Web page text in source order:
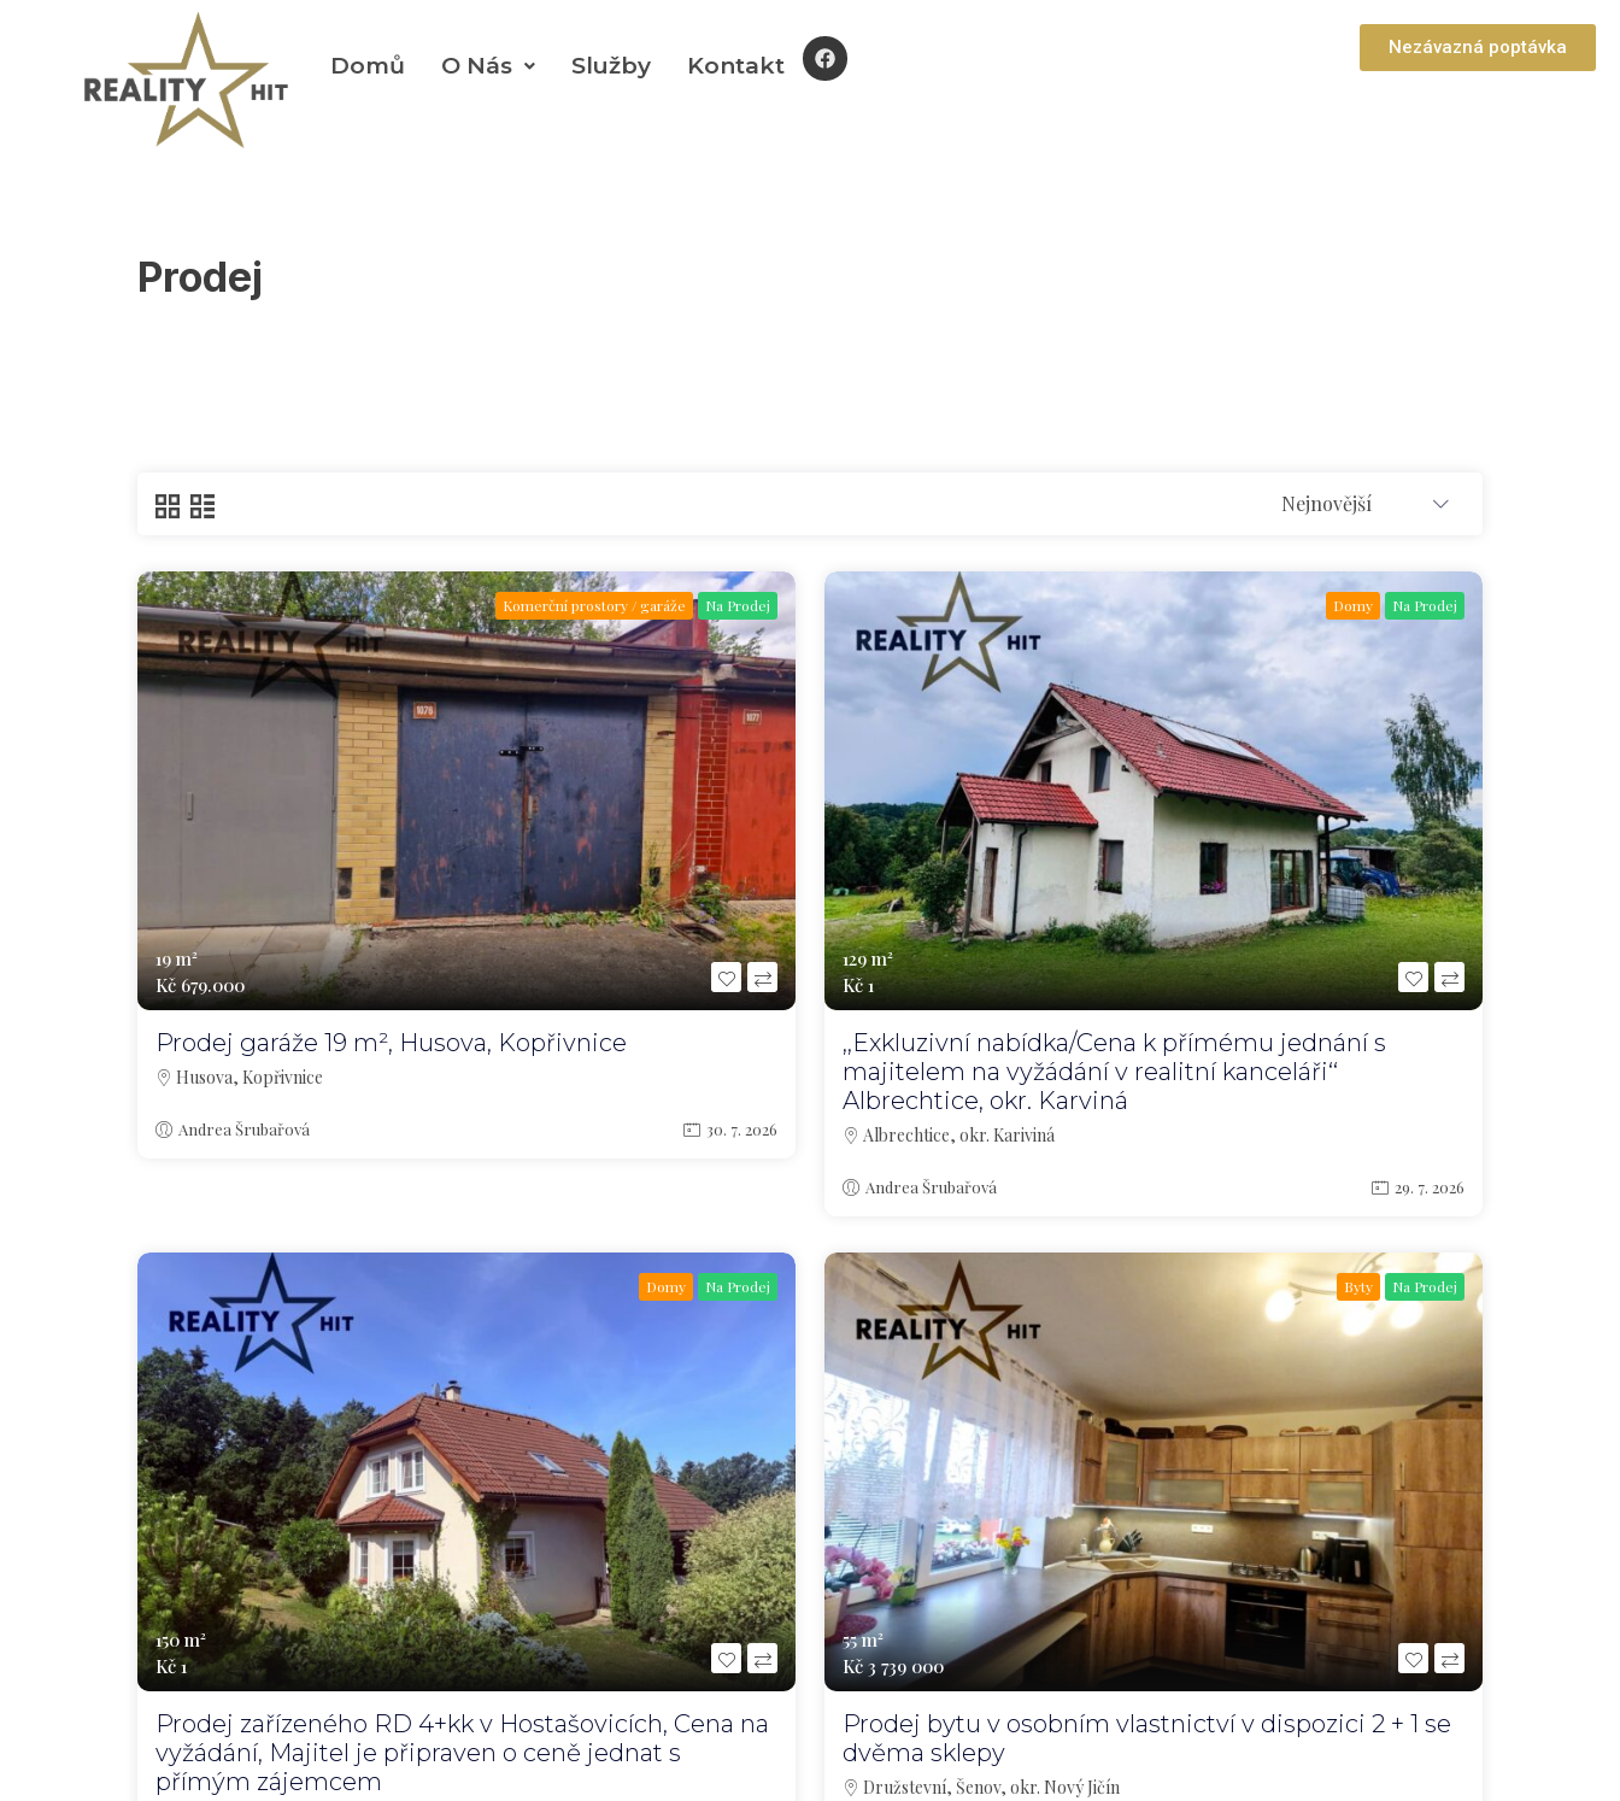
Domů O Nás Služby Kontakt
Nezávazná poptávka
Prodej
Nejnovější
Komerční prostory / garáže Na Prodej
19 m²
Kč 679.000
Prodej garáže 19 m², Husova, Kopřivnice
Husova, Kopřivnice
Andrea Šrubařová 30. 7. 2026
Domy Na Prodej
129 m²
Kč 1
,,Exkluzivní nabídka/Cena k přímému jednání s
majitelem na vyžádání v realitní kanceláři‘‘
Albrechtice, okr. Karviná
Albrechtice, okr. Kariviná
Andrea Šrubařová 29. 7. 2026
Domy Na Prodej
150 m²
Kč 1
Prodej zařízeného RD 4+kk v Hostašovicích, Cena na
vyžádání, Majitel je připraven o ceně jednat s
přímým zájemcem
Byty Na Prodej
55 m²
Kč 3 739 000
Prodej bytu v osobním vlastnictví v dispozici 2 + 1 se
dvěma sklepy
Družstevní, Šenov, okr. Nový Jičín